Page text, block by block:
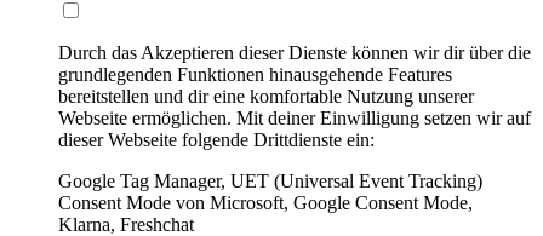
Durch das Akzeptieren dieser Dienste können wir dir über die
grundlegenden Funktionen hinausgehende Features
bereitstellen und dir eine komfortable Nutzung unserer
Webseite ermöglichen. Mit deiner Einwilligung setzen wir auf
dieser Webseite folgende Drittdienste ein:
Google Tag Manager, UET (Universal Event Tracking)
Consent Mode von Microsoft, Google Consent Mode,
Klarna, Freshchat